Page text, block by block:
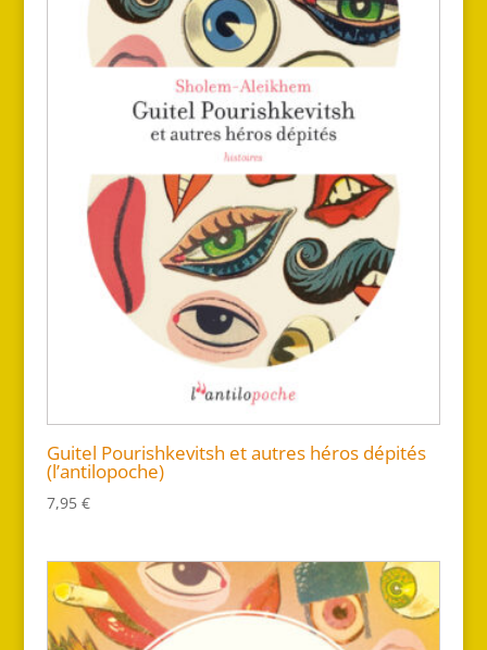
Guitel Pourishkevitsh et autres héros dépités
(l’antilopoche)
7,95 €